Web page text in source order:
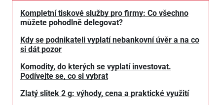
Kompletní tiskové služby pro firmy: Co všechno
můžete pohodlně delegovat?
Kdy se podnikateli vyplatí nebankovní úvěr a na co
si dát pozor
Komodity, do kterých se vyplatí investovat.
Podívejte se, co si vybrat
Zlatý slitek 2 g: výhody, cena a praktické využití